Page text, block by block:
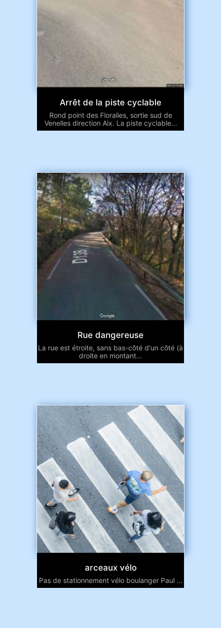
Arrêt de la piste cyclable
Rond point des Floralies, sortie sud de
Venelles direction Aix. La piste cyclable...
Rue dangereuse
La rue est étroite, sans bas-côté d'un côté (à
droite en montant...
arceaux vélo
Pas de stationnement vélo boulanger Paul ...